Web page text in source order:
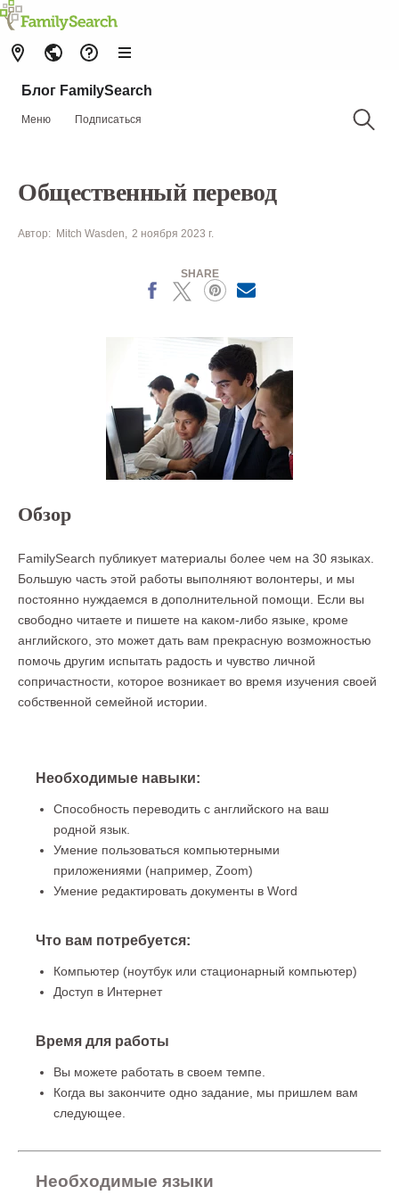
Блог FamilySearch
Меню Подписаться
Общественный перевод
Автор: Mitch Wasden 2 ноября 2023 г.
SHARE
X
Обзор
FamilySearch публикует материалы более чем на 30 языках.
Большую часть этой работы выполняют волонтеры, и мы
постоянно нуждаемся в дополнительной помощи. Если вы
свободно читаете и пишете на каком-либо языке, кроме
английского, это может дать вам прекрасную возможностью
помочь другим испытать радость и чувство личной
сопричастности, которое возникает во время изучения своей
собственной семейной истории.
Необходимые навыки:
Способность переводить с английского на ваш
родной язык.
Умение пользоваться компьютерными
приложениями (например, Zoom)
Умение редактировать документы в Word
Что вам потребуется:
Компьютер (ноутбук или стационарный компьютер)
Доступ в Интернет
Время для работы
Вы можете работать в своем темпе.
Когда вы закончите одно задание, мы пришлем вам
следующее.
Необходимые языки